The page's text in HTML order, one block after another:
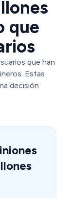
que
que han
Estas
decisión